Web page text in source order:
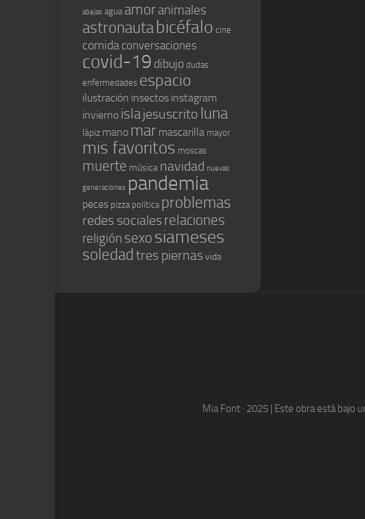
abejas agua amoranimales
astronautabicéfalo cine
comida conversaciones
covid-19 dibujo dudas
enfermedades espacio
ilustración insectos instagram
invierno islajesuscrito luna
lápiz mano mar mascarilla mayor
mis favoritos moscas
muerte música navidad nuevas
generaciones pandemia
peces pizza política problemas
redes socialesrelaciones
religión sexo siameses
soledad tres piernasvida
Mia Font · 2025 | Este obra está